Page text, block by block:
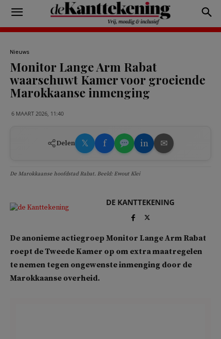
Nieuws
Monitor Lange Arm Rabat
waarschuwt Kamer voor groeiende
Marokkaanse inmenging
6 MAART 2026, 11:40
Delen 𝕏 f in ✉
De Marokkaanse hoofdstad Rabat. Beeld: Ewout Klei
DE KANTTEKENING
De anonieme actiegroep Monitor Lange Arm Rabat
roept de Tweede Kamer op om extra maatregelen
te nemen tegen ongewenste inmenging door de
Marokkaanse overheid.